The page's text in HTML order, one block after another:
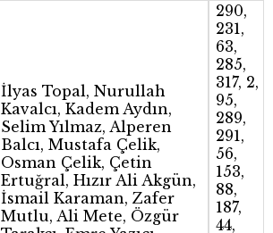
İlyas Topal, Nurullah
Kavalcı, Kadem Aydın,
Selim Yılmaz, Alperen
Balcı, Mustafa Çelik,
Osman Çelik, Çetin
Ertuğral, Hızır Ali Akgün,
İsmail Karaman, Zafer
Mutlu, Ali Mete, Özgür
290,
231,
63,
285,
317, 2,
95,
289,
291,
56,
153,
88,
187,
44,